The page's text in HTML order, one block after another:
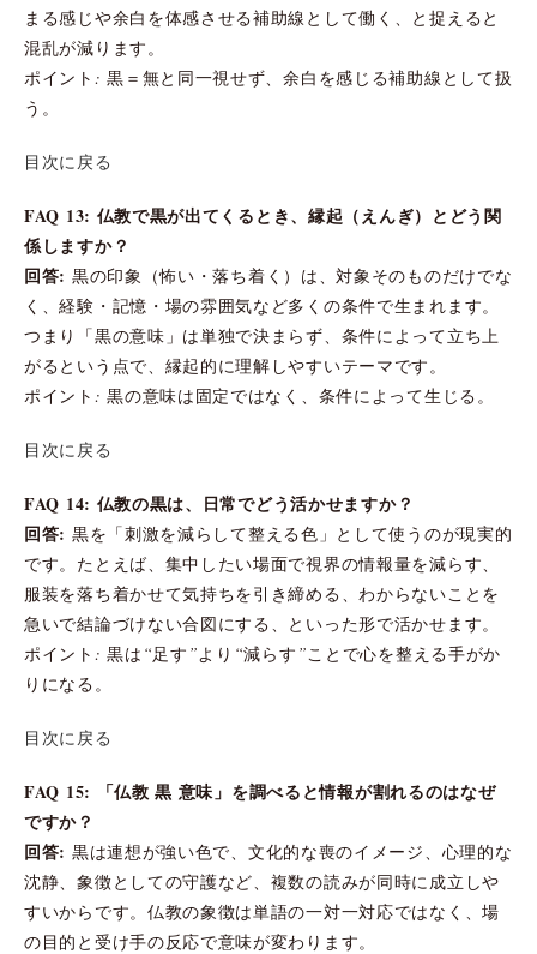
まる感じや余白を体感させる補助線として働く、と捉えると
混乱が減ります。
ポイント: 黒＝無と同一視せず、余白を感じる補助線として扱
う。
目次に戻る
FAQ 13: 仏教で黒が出てくるとき、縁起（えんぎ）とどう関
係しますか？
回答: 黒の印象（怖い・落ち着く）は、対象そのものだけでな
く、経験・記憶・場の雰囲気など多くの条件で生まれます。
つまり「黒の意味」は単独で決まらず、条件によって立ち上
がるという点で、縁起的に理解しやすいテーマです。
ポイント: 黒の意味は固定ではなく、条件によって生じる。
目次に戻る
FAQ 14: 仏教の黒は、日常でどう活かせますか？
回答: 黒を「刺激を減らして整える色」として使うのが現実的
です。たとえば、集中したい場面で視界の情報量を減らす、
服装を落ち着かせて気持ちを引き締める、わからないことを
急いで結論づけない合図にする、といった形で活かせます。
ポイント: 黒は“足す”より“減らす”ことで心を整える手がか
りになる。
目次に戻る
FAQ 15: 「仏教 黒 意味」を調べると情報が割れるのはなぜ
ですか？
回答: 黒は連想が強い色で、文化的な喪のイメージ、心理的な
沈静、象徴としての守護など、複数の読みが同時に成立しや
すいからです。仏教の象徴は単語の一対一対応ではなく、場
の目的と受け手の反応で意味が変わります。